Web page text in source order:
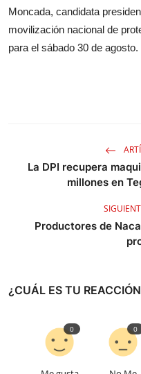
Moncada, candidata
movilización nacional de
para el sábado 30 de agosto.
La DPI recupera
millones en
Productores de
¿CUÁL ES TU
0 0